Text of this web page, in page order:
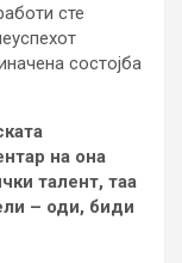
сте
состојба
на она
талент, таа
– оди, биди